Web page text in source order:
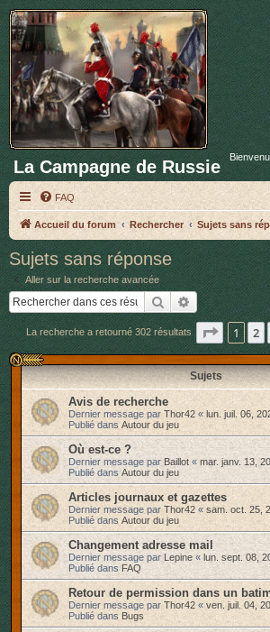
La Campagne de Russie
FAQ
Accueil du forum Rechercher Sujets sans
Sujets sans réponse
Aller sur la recherche avancée
RechercherRecherche
La recherche a retourné 302 résultats Page 1
1 2
Sujets
Avis de recherche
Dernier message par Thor42 « lun. juil. 06,
Publié dans Autour du jeu
Où est-ce ?
Dernier message parBaillot « mar. janv. 13,
Publié dans Autour du jeu
Articles journaux et gazettes
Dernier message par Thor42 « sam. oct. 25,
Publié dans Autour du jeu
Changement adresse mail
Dernier message parLepine « lun. sept. 08,
Publié dans FAQ
Retour de permission dans un
Dernier message par Thor42 « ven. juil. 04,
Publié dans Bugs